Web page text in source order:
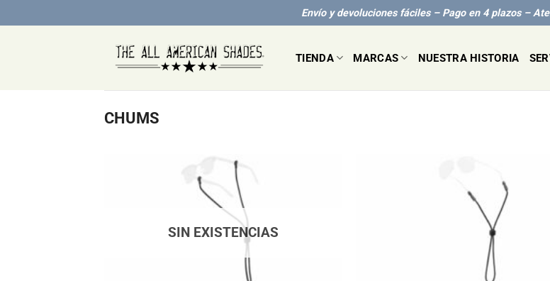
al
Envío y devoluciones fáciles – Pago en 4 plazos –
TIENDA MARCAS NUESTRA HISTORIA
CHUMS
SIN EXISTENCIAS